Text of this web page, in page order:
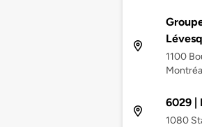
1100
6029 |
1080